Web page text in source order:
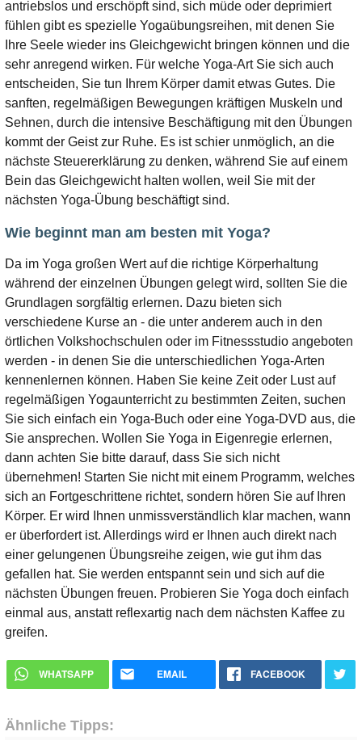
antriebslos und erschöpft sind, sich müde oder deprimiert
fühlen gibt es spezielle Yogaübungsreihen, mit denen Sie
Ihre Seele wieder ins Gleichgewicht bringen können und die
sehr anregend wirken. Für welche Yoga-Art Sie sich auch
entscheiden, Sie tun Ihrem Körper damit etwas Gutes. Die
sanften, regelmäßigen Bewegungen kräftigen Muskeln und
Sehnen, durch die intensive Beschäftigung mit den Übungen
kommt der Geist zur Ruhe. Es ist schier unmöglich, an die
nächste Steuererklärung zu denken, während Sie auf einem
Bein das Gleichgewicht halten wollen, weil Sie mit der
nächsten Yoga-Übung beschäftigt sind.
Wie beginnt man am besten mit Yoga?
Da im Yoga großen Wert auf die richtige Körperhaltung
während der einzelnen Übungen gelegt wird, sollten Sie die
Grundlagen sorgfältig erlernen. Dazu bieten sich
verschiedene Kurse an - die unter anderem auch in den
örtlichen Volkshochschulen oder im Fitnessstudio angeboten
werden - in denen Sie die unterschiedlichen Yoga-Arten
kennenlernen können. Haben Sie keine Zeit oder Lust auf
regelmäßigen Yogaunterricht zu bestimmten Zeiten, suchen
Sie sich einfach ein Yoga-Buch oder eine Yoga-DVD aus, die
Sie ansprechen. Wollen Sie Yoga in Eigenregie erlernen,
dann achten Sie bitte darauf, dass Sie sich nicht
übernehmen! Starten Sie nicht mit einem Programm, welches
sich an Fortgeschrittene richtet, sondern hören Sie auf Ihren
Körper. Er wird Ihnen unmissverständlich klar machen, wann
er überfordert ist. Allerdings wird er Ihnen auch direkt nach
einer gelungenen Übungsreihe zeigen, wie gut ihm das
gefallen hat. Sie werden entspannt sein und sich auf die
nächsten Übungen freuen. Probieren Sie Yoga doch einfach
einmal aus, anstatt reflexartig nach dem nächsten Kaffee zu
greifen.
WHATSAPP EMAIL FACEBOOK
Ähnliche Tipps: